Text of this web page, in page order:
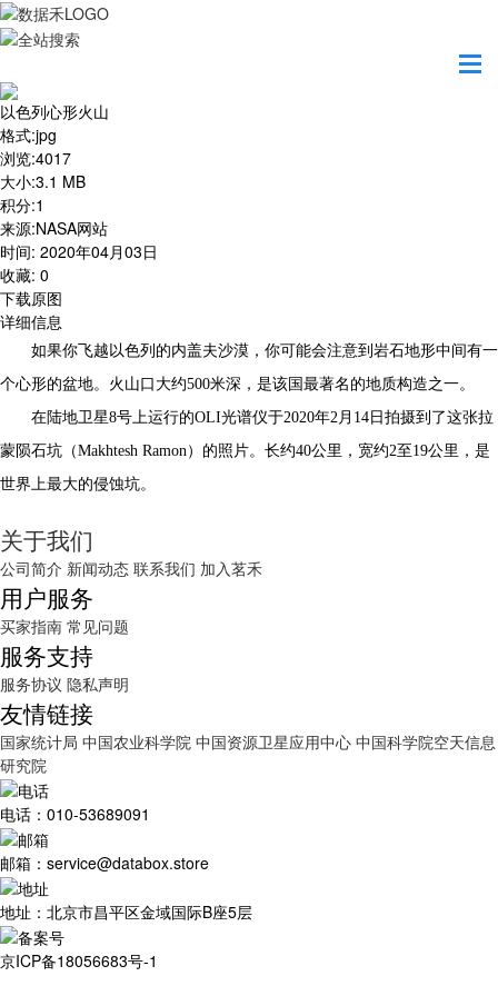
以色列心形火山
格式:jpg
浏览:4017
大小:3.1 MB
积分:1
来源:NASA网站
时间: 2020年04月03日
收藏: 0
下载原图
详细信息
如果你飞越以色列的内盖夫沙漠，你可能会注意到岩石地形中间有一
个心形的盆地。火山口大约500米深，是该国最著名的地质构造之一。
在陆地卫星8号上运行的OLI光谱仪于2020年2月14日拍摄到了这张拉
蒙陨石坑（Makhtesh Ramon）的照片。长约40公里，宽约2至19公里，是
世界上最大的侵蚀坑。
关于我们
公司简介 新闻动态 联系我们 加入茗禾
用户服务
买家指南 常见问题
服务支持
服务协议 隐私声明
友情链接
国家统计局 中国农业科学院 中国资源卫星应用中心 中国科学院空天信息
研究院
电话：010-53689091
邮箱：service@databox.store
地址：北京市昌平区金域国际B座5层
京ICP备18056683号-1